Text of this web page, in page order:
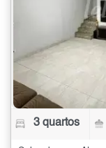
3 quartos